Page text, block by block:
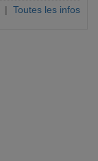
| Toutes les infos